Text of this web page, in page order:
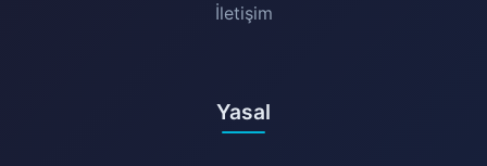
İletişim
Yasal